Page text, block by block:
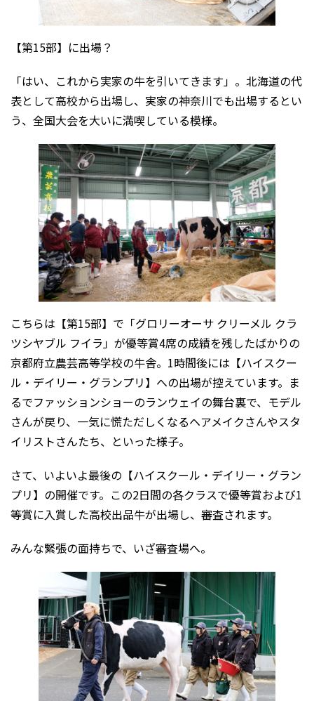
【第15部】に出場？
「はい、これから実家の牛を引いてきます」。北海道の代
表として高校から出場し、実家の神奈川でも出場するとい
う、全国大会を大いに満喫している模様。
こちらは【第15部】で「グロリーオーサ クリーメル クラ
ツシヤブル フイラ」が優等賞4席の成績を残したばかりの
京都府立農芸高等学校の牛舎。1時間後には【ハイスクー
ル・デイリー・グランプリ】への出場が控えています。ま
るでファッションショーのランウェイの舞台裏で、モデル
さんが戻り、一気に慌ただしくなるヘアメイクさんやスタ
イリストさんたち、といった様子。
さて、いよいよ最後の【ハイスクール・デイリー・グラン
プリ】の開催です。この2日間の各クラスで優等賞および1
等賞に入賞した高校出品牛が出場し、審査されます。
みんな緊張の面持ちで、いざ審査場へ。